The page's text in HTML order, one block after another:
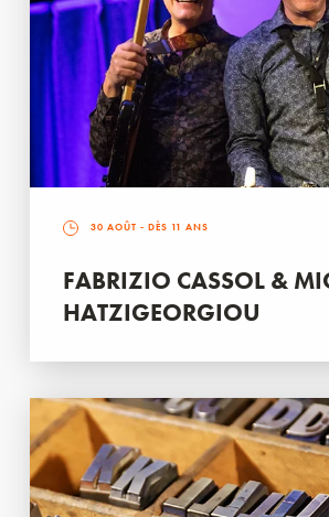
30 AOÛT - DÈS 11 ANS
FABRIZIO CASSOL &
HATZIGEORGIOU